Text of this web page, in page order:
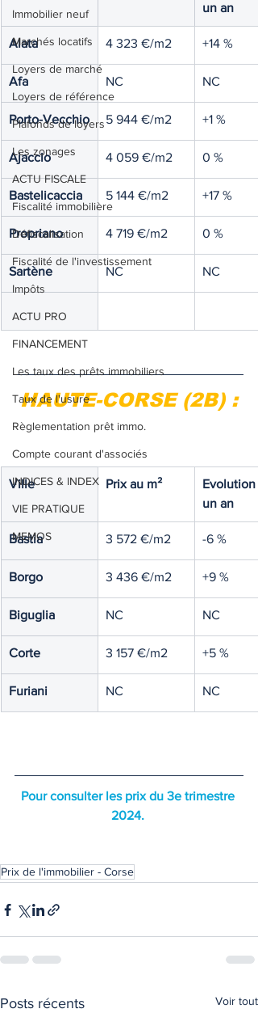
Immobilier neuf
Marchés locatifs
Loyers de marché
Loyers de référence
Plafonds de loyers
Les zonages
ACTU FISCALE
Fiscalité immobilière
Défiscalisation
Fiscalité de l'investissement
Impôts
ACTU PRO
FINANCEMENT
Les taux des prêts immobiliers
Taux de l'usure
Règlementation prêt immo.
Compte courant d'associés
INDICES & INDEX
VIE PRATIQUE
MEMOS
un an
Alata 4 323 €/m2 +14 %
Afa NC NC
Porto-Vecchio 5 944 €/m2 +1 %
Ajaccio 4 059 €/m2 0 %
Bastelicaccia 5 144 €/m2 +17 %
Propriano 4 719 €/m2 0 %
Sartène NC NC
HAUTE-CORSE (2B) :
Ville Prix au m²
Evolution
un an
Bastia 3 572 €/m2 -6 %
Borgo 3 436 €/m2 +9 %
Biguglia NC NC
Corte 3 157 €/m2 +5 %
Furiani NC NC
Pour consulter les prix du 3e trimestre
2024.
Prix de l'immobilier - Corse
Posts récents Voir tout